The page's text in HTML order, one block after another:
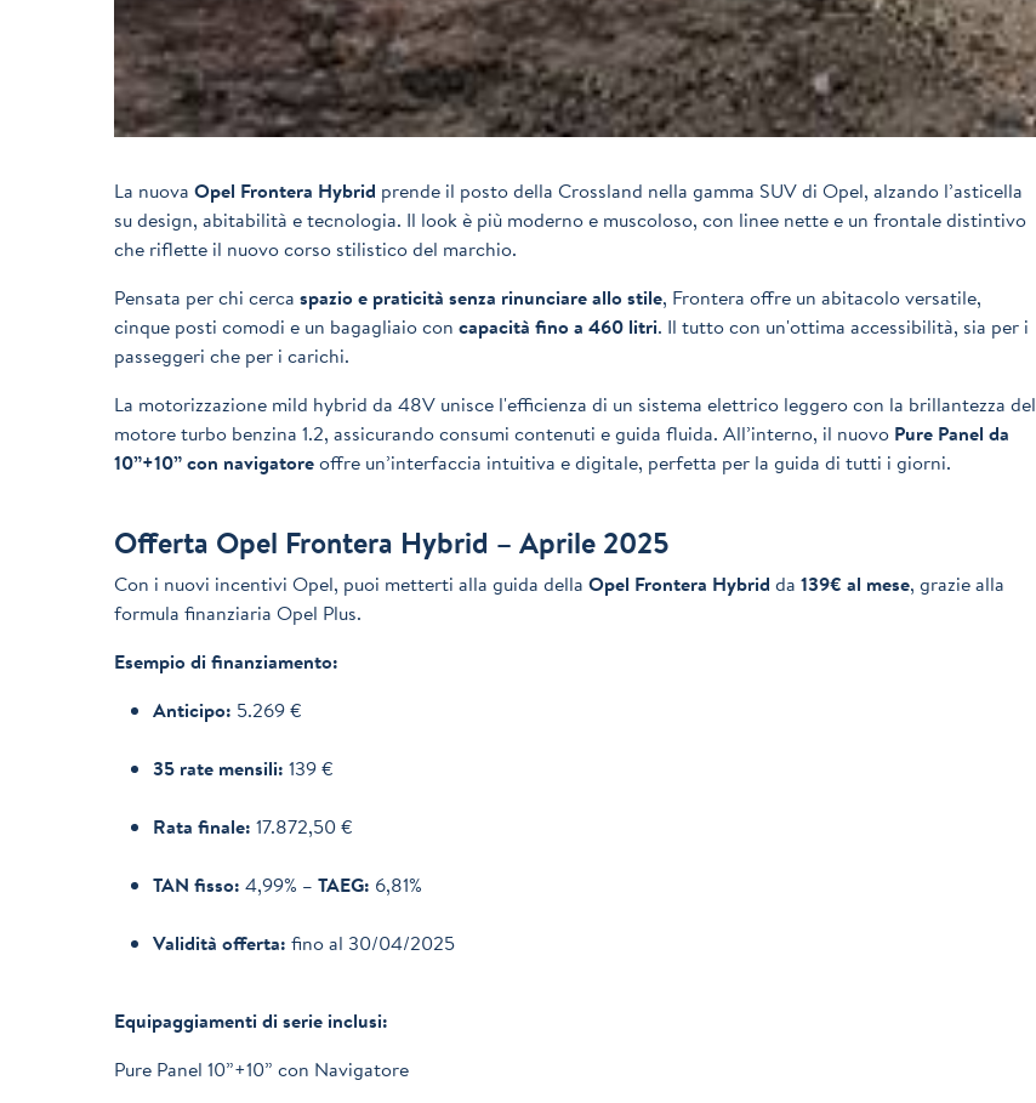
La nuovaOpel Frontera Hybrid prende il posto della Crossland nella gamma SUV di Opel, alzando l’asticella
su design, abitabilità e tecnologia. Il look è più moderno e muscoloso, con linee nette e un frontale distintivo
che riflette il nuovo corso stilistico del marchio.
Pensata per chi cercaspazio e praticità senza rinunciare allo stile, Frontera offre un abitacolo versatile,
cinque posti comodi e un bagagliaio concapacità fino a 460 litri. Il tutto con un'ottima accessibilità, sia per i
passeggeri che per i carichi.
La motorizzazione mild hybrid da 48V unisce l'efficienza di un sistema elettrico leggero con la brillantezza del
motore turbo benzina 1.2, assicurando consumi contenuti e guida fluida. All’interno, il nuovo Pure Panel da
10”+10” con navigatoreoffre un’interfaccia intuitiva e digitale, perfetta per la guida di tutti i giorni.
Offerta Opel Frontera Hybrid – Aprile 2025
Con i nuovi incentivi Opel, puoi metterti alla guida dellaOpel Frontera Hybrid da139€ al mese, grazie alla
formula finanziaria Opel Plus.
Esempio di finanziamento:
Anticipo: 5.269 €
35 rate mensili: 139 €
Rata finale: 17.872,50 €
TAN fisso: 4,99% –TAEG: 6,81%
Validità offerta: fino al 30/04/2025
Equipaggiamenti di serie inclusi:
Pure Panel 10”+10” con Navigatore